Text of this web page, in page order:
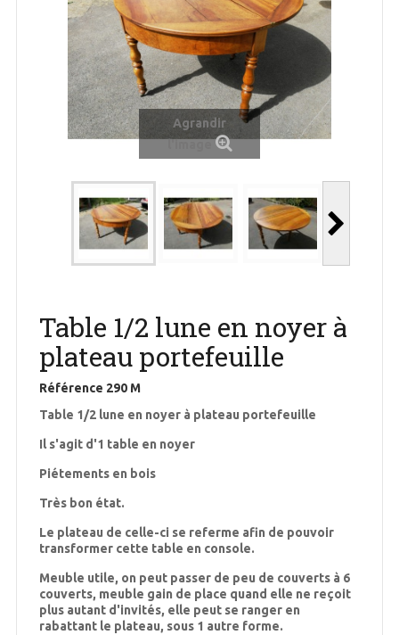
Agrandir
Table 1/2 lune en noyer à
plateau portefeuille
Référence 290 M
Table 1/2 lune en noyer à plateau portefeuille
Il s'agit d'1 table en noyer
Piétements en bois
Très bon état.
Le plateau de celle-ci se referme afin de pouvoir
transformer cette table en console.
Meuble utile, on peut passer de peu de couverts à 6
couverts, meuble gain de place quand elle ne reçoit
plus autant d'invités, elle peut se ranger en
rabattant le plateau, sous 1 autre forme.